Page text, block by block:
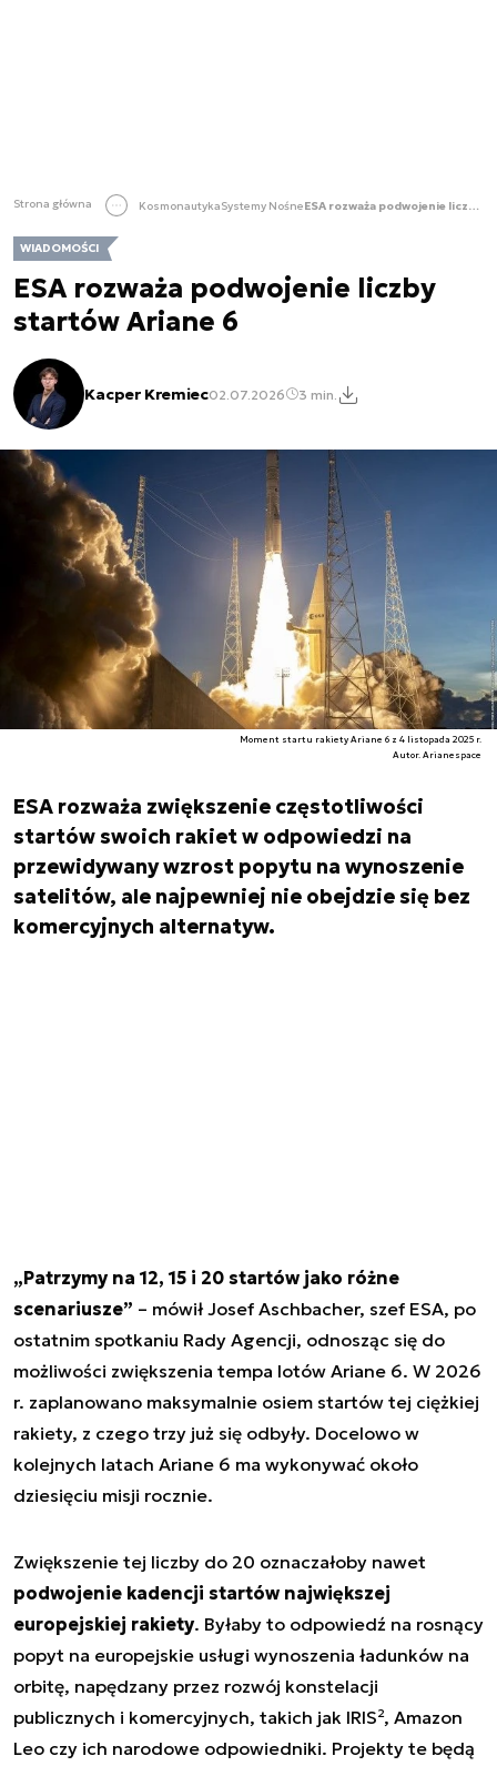
Strona główna KosmonautykaSystemy Nośne ESA rozważa podwojenie liczby startów Ariane 6
WIADOMOŚCI
ESA rozważa podwojenie liczby
startów Ariane 6
Kacper Kremiec02.07.2026 3 min.
Moment startu rakiety Ariane 6 z 4 listopada 2025 r.
Autor. Arianespace
ESA rozważa zwiększenie częstotliwości
startów swoich rakiet w odpowiedzi na
przewidywany wzrost popytu na wynoszenie
satelitów, ale najpewniej nie obejdzie się bez
komercyjnych alternatyw.
„Patrzymy na 12, 15 i 20 startów jako różne
scenariusze” – mówił Josef Aschbacher, szef ESA, po
ostatnim spotkaniu Rady Agencji, odnosząc się do
możliwości zwiększenia tempa lotów Ariane 6. W 2026
r. zaplanowano maksymalnie osiem startów tej ciężkiej
rakiety, z czego trzy już się odbyły. Docelowo w
kolejnych latach Ariane 6 ma wykonywać około
dziesięciu misji rocznie.
Zwiększenie tej liczby do 20 oznaczałoby nawet
podwojenie kadencji startów największej
europejskiej rakiety. Byłaby to odpowiedź na rosnący
popyt na europejskie usługi wynoszenia ładunków na
orbitę, napędzany przez rozwój konstelacji
publicznych i komercyjnych, takich jak IRIS², Amazon
Leo czy ich narodowe odpowiedniki. Projekty te będą